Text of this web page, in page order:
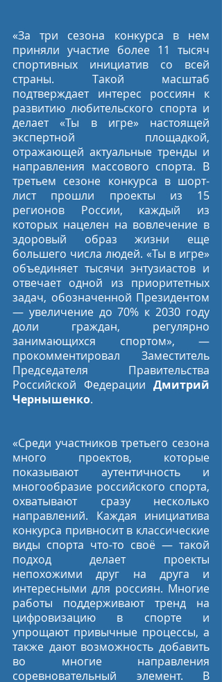
«За три сезона конкурса в нем
приняли участие более 11 тысяч
спортивных инициатив со всей
страны. Такой масштаб
подтверждает интерес россиян к
развитию любительского спорта и
делает «Ты в игре» настоящей
экспертной площадкой,
отражающей актуальные тренды и
направления массового спорта. В
третьем сезоне конкурса в шорт-
лист прошли проекты из 15
регионов России, каждый из
которых нацелен на вовлечение в
здоровый образ жизни еще
большего числа людей. «Ты в игре»
объединяет тысячи энтузиастов и
отвечает одной из приоритетных
задач, обозначенной Президентом
— увеличение до 70% к 2030 году
доли граждан, регулярно
занимающихся спортом», —
прокомментировал Заместитель
Председателя Правительства
Российской Федерации Дмитрий
Чернышенко.
«Среди участников третьего сезона
много проектов, которые
показывают аутентичность и
многообразие российского спорта,
охватывают сразу несколько
направлений. Каждая инициатива
конкурса привносит в классические
виды спорта что-то своё — такой
подход делает проекты
непохожими друг на друга и
интересными для россиян. Многие
работы поддерживают тренд на
цифровизацию в спорте и
упрощают привычные процессы, а
также дают возможность добавить
во многие направления
соревновательный элемент. В